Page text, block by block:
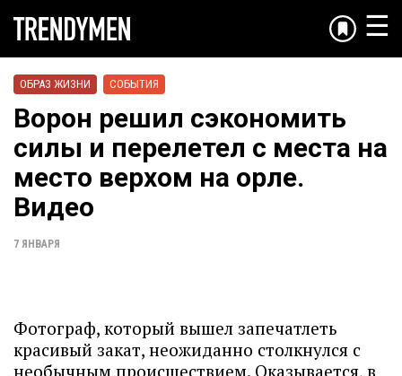
☰
ОБРАЗ ЖИЗНИ СОБЫТИЯ
Ворон решил сэкономить
силы и перелетел с места на
место верхом на орле.
Видео
7 ЯНВАРЯ
Фотограф, который вышел запечатлеть
красивый закат, неожиданно столкнулся с
необычным происшествием. Оказывается, в